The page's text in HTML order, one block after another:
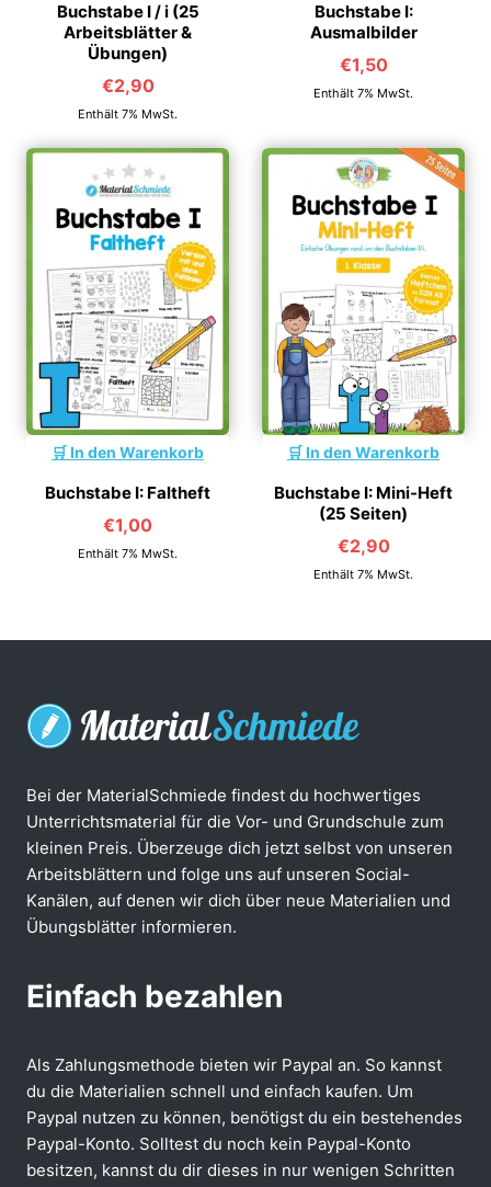
Buchstabe I / i (25
Arbeitsblätter &
Übungen)
€2,90
Enthält 7% MwSt.
Buchstabe I:
Ausmalbilder
€1,50
Enthält 7% MwSt.
In den Warenkorb
Buchstabe I: Faltheft
€1,00
Enthält 7% MwSt.
In den Warenkorb
Buchstabe I: Mini-Heft
(25 Seiten)
€2,90
Enthält 7% MwSt.
Bei der MaterialSchmiede findest du hochwertiges
Unterrichtsmaterial für die Vor- und Grundschule zum
kleinen Preis. Überzeuge dich jetzt selbst von unseren
Arbeitsblättern und folge uns auf unseren Social-
Kanälen, auf denen wir dich über neue Materialien und
Übungsblätter informieren.
Einfach bezahlen
Als Zahlungsmethode bieten wir Paypal an. So kannst
du die Materialien schnell und einfach kaufen. Um
Paypal nutzen zu können, benötigst du ein bestehendes
Paypal-Konto. Solltest du noch kein Paypal-Konto
besitzen, kannst du dir dieses in nur wenigen Schritten